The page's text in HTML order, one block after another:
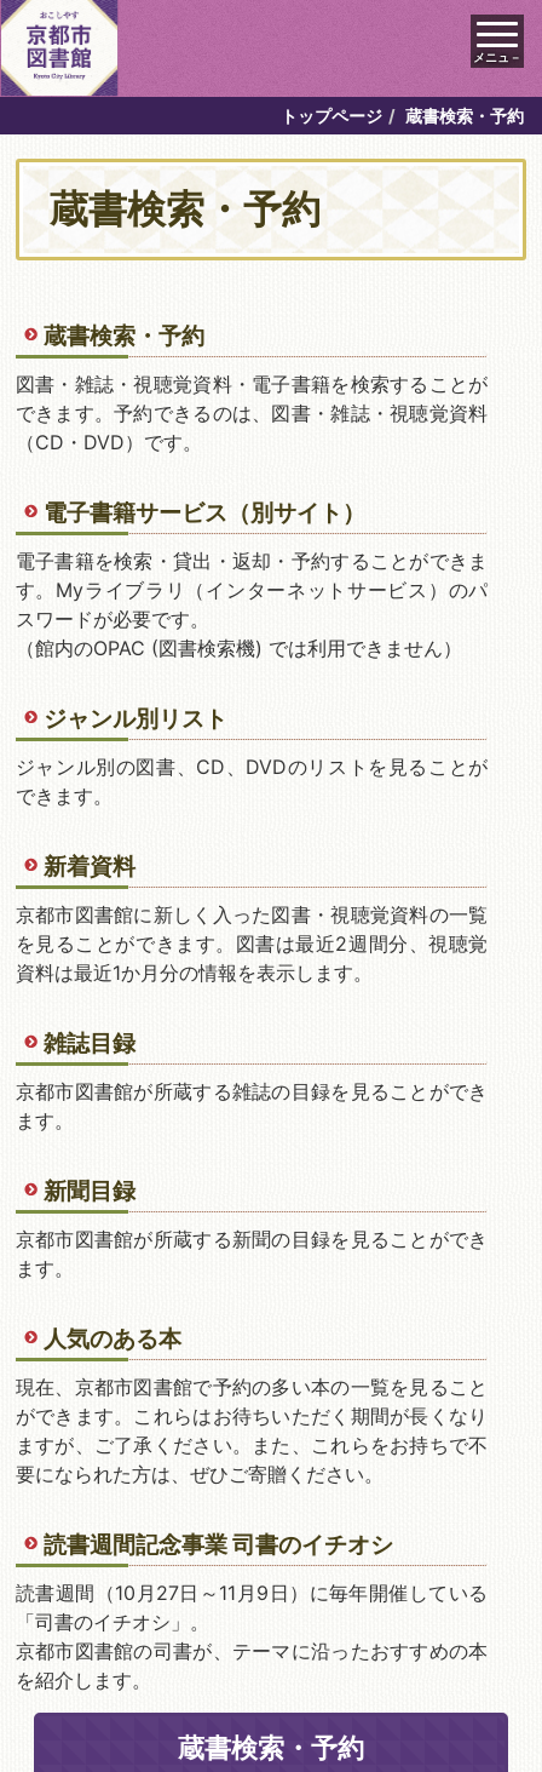
メニュ－
トップページ 蔵書検索・予約
蔵書検索・予約
蔵書検索・予約
図書・雑誌・視聴覚資料・電子書籍を検索することが
できます。予約できるのは、図書・雑誌・視聴覚資料
（CD・DVD）です。
電子書籍サービス（別サイト）
電子書籍を検索・貸出・返却・予約することができま
す。Myライブラリ（インターネットサービス）のパ
スワードが必要です。
（館内のOPAC (図書検索機) では利用できません）
ジャンル別リスト
ジャンル別の図書、CD、DVDのリストを見ることが
できます。
新着資料
京都市図書館に新しく入った図書・視聴覚資料の一覧
を見ることができます。図書は最近2週間分、視聴覚
資料は最近1か月分の情報を表示します。
雑誌目録
京都市図書館が所蔵する雑誌の目録を見ることができ
ます。
新聞目録
京都市図書館が所蔵する新聞の目録を見ることができ
ます。
人気のある本
現在、京都市図書館で予約の多い本の一覧を見ること
ができます。これらはお待ちいただく期間が長くなり
ますが、ご了承ください。また、これらをお持ちで不
要になられた方は、ぜひご寄贈ください。
読書週間記念事業 司書のイチオシ
読書週間（10月27日～11月9日）に毎年開催している
「司書のイチオシ」。
京都市図書館の司書が、テーマに沿ったおすすめの本
を紹介します。
蔵書検索・予約